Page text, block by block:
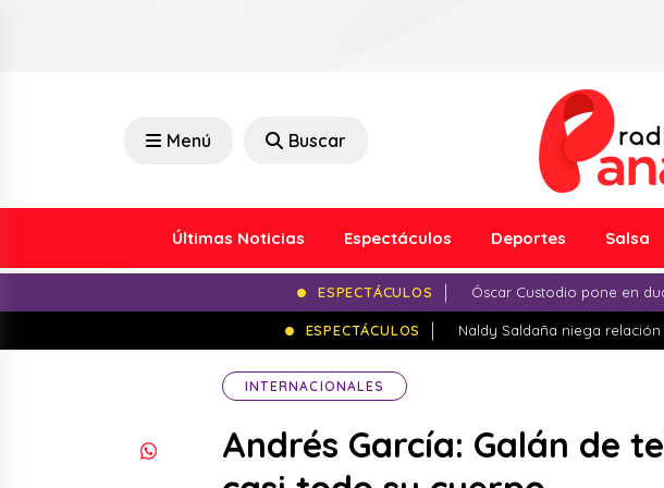
Menú Buscar
Últimas Noticias Espectáculos Deportes Salsa
ESPECTÁCULOS Óscar Custodio pone en
ESPECTÁCULOS Naldy Saldaña niega
INTERNACIONALES
Andrés García: Galán de